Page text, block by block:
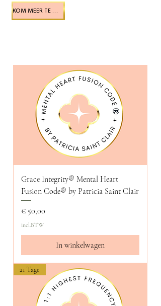
KOM MEER TE WETEN
Grace Integrity® Mental Heart
Fusion Code®️ by Patricia Saint Clair
Prijs
€ 50,00
incl.BTW
In winkelwagen
21 Tage